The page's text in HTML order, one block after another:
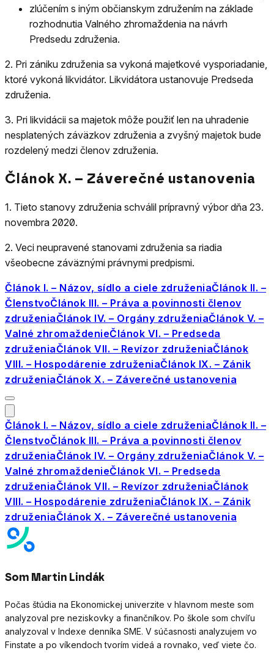
zlúčením s iným občianskym združením na základe
rozhodnutia Valného zhromaždenia na návrh
Predsedu združenia.
2. Pri zániku združenia sa vykoná majetkové vysporiadanie,
ktoré vykoná likvidátor. Likvidátora ustanovuje Predseda
združenia.
3. Pri likvidácii sa majetok môže použiť len na uhradenie
nesplatených záväzkov združenia a zvyšný majetok bude
rozdelený medzi členov združenia.
Článok X. – Záverečné ustanovenia
1. Tieto stanovy združenia schválil prípravný výbor dňa 23.
novembra 2020.
2. Veci neupravené stanovami združenia sa riadia
všeobecne záväznými právnymi predpismi.
Článok I. – Názov, sídlo a ciele združeniaČlánok II. –
ČlenstvoČlánok III. – Práva a povinnosti členov
združeniaČlánok IV. – Orgány združeniaČlánok V. –
Valné zhromaždenieČlánok VI. – Predseda
združeniaČlánok VII. – Revízor združeniaČlánok
VIII. – Hospodárenie združeniaČlánok IX. – Zánik
združeniaČlánok X. – Záverečné ustanovenia
Článok I. – Názov, sídlo a ciele združeniaČlánok II. –
ČlenstvoČlánok III. – Práva a povinnosti členov
združeniaČlánok IV. – Orgány združeniaČlánok V. –
Valné zhromaždenieČlánok VI. – Predseda
združeniaČlánok VII. – Revízor združeniaČlánok
VIII. – Hospodárenie združeniaČlánok IX. – Zánik
združeniaČlánok X. – Záverečné ustanovenia
Som Martin Lindák
Počas štúdia na Ekonomickej univerzite v hlavnom meste som
analyzoval pre neziskovky a finančníkov. Po škole som chvíľu
analyzoval v Indexe denníka SME. V súčasnosti analyzujem vo
Finstate a po víkendoch tvorím videá a rovnako, veď viete čo.